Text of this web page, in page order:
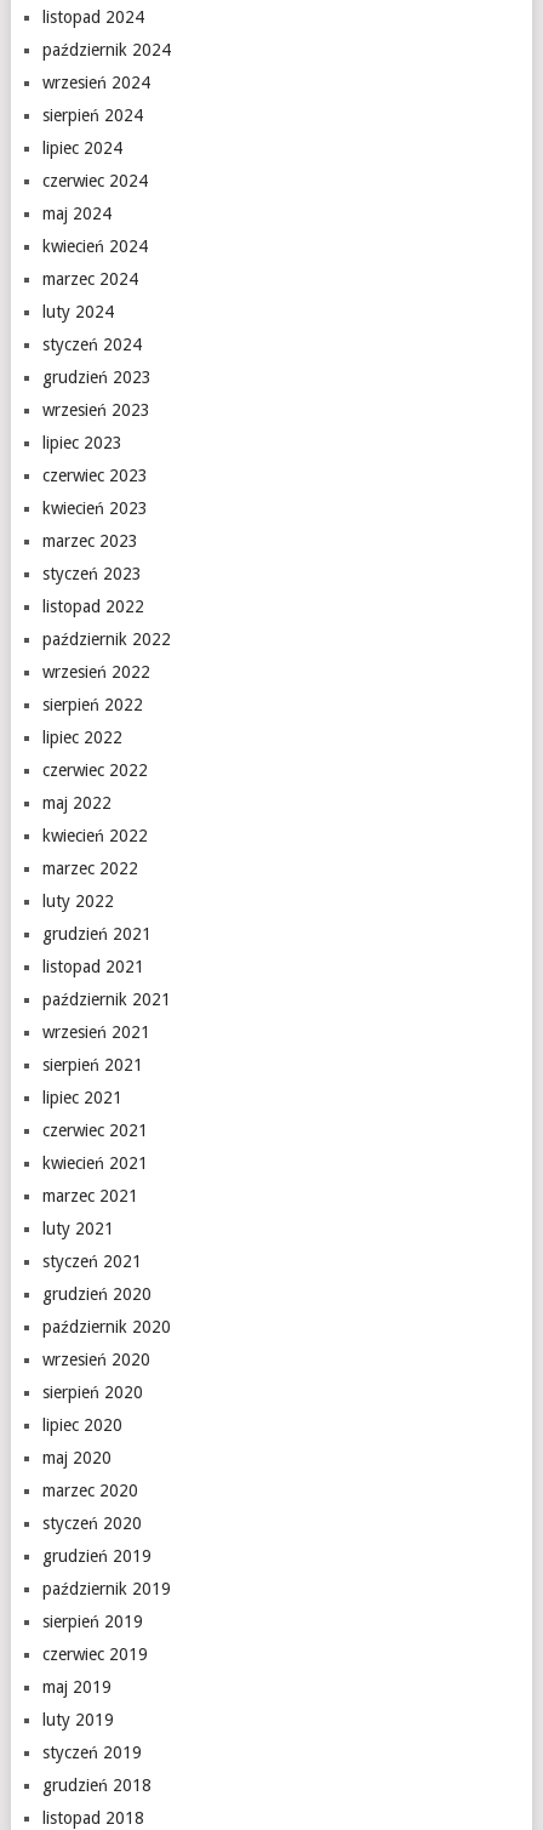
listopad 2024
październik 2024
wrzesień 2024
sierpień 2024
lipiec 2024
czerwiec 2024
maj 2024
kwiecień 2024
marzec 2024
luty 2024
styczeń 2024
grudzień 2023
wrzesień 2023
lipiec 2023
czerwiec 2023
kwiecień 2023
marzec 2023
styczeń 2023
listopad 2022
październik 2022
wrzesień 2022
sierpień 2022
lipiec 2022
czerwiec 2022
maj 2022
kwiecień 2022
marzec 2022
luty 2022
grudzień 2021
listopad 2021
październik 2021
wrzesień 2021
sierpień 2021
lipiec 2021
czerwiec 2021
kwiecień 2021
marzec 2021
luty 2021
styczeń 2021
grudzień 2020
październik 2020
wrzesień 2020
sierpień 2020
lipiec 2020
maj 2020
marzec 2020
styczeń 2020
grudzień 2019
październik 2019
sierpień 2019
czerwiec 2019
maj 2019
luty 2019
styczeń 2019
grudzień 2018
listopad 2018